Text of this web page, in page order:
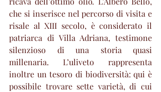
che si inserisce nel percorso di visita e
risale al XIII secolo, è considerato il
patriarca di Villa Adriana, testimone
silenzioso di una storia quasi
millenaria. L’uliveto rappresenta
inoltre un tesoro di biodiversità: qui è
possibile trovare sette varietà, di cui